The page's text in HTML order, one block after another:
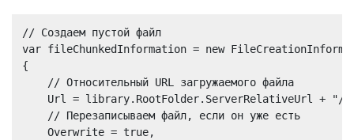
// Создаем пустой файл
var fileChunkedInformation = new
{
    // Относительный URL загружаемого файла
Url = library.RootFolder.ServerRelativeUrl + "/
    // Перезаписываем файл, если он уже есть
    Overwrite = true,